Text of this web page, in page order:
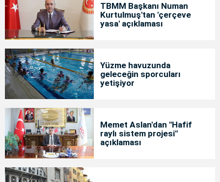
TBMM Başkanı Numan
Kurtulmuş'tan 'çerçeve
yasa' açıklaması
Yüzme havuzunda
geleceğin sporcuları
yetişiyor
Memet Aslan'dan "Hafif
raylı sistem projesi"
açıklaması